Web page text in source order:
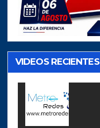
VIDEOS RECIENTES